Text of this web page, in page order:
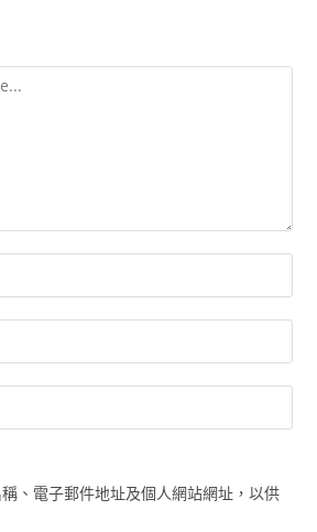
、電子郵件地址及個人網站網址，以供